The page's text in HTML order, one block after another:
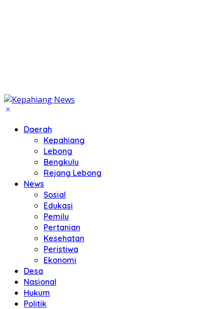
Daerah
Kepahiang
Lebong
Bengkulu
Rejang Lebong
News
Sosial
Edukasi
Pemilu
Pertanian
Kesehatan
Peristiwa
Ekonomi
Desa
Nasional
Hukum
Politik